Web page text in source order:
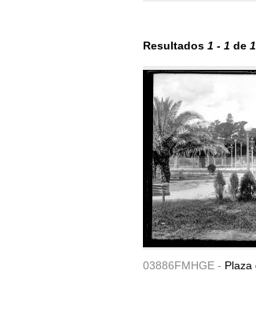
Resultados 1 - 1 de 1
03886FMHGE - Plaza